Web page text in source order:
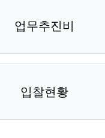
업무추진비
입찰현황